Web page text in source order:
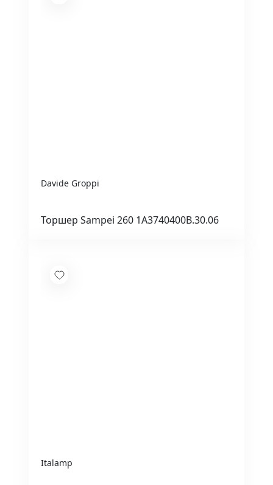
Davide Groppi
Торшер Sampei 260 1A3740400B.30.06
Italamp